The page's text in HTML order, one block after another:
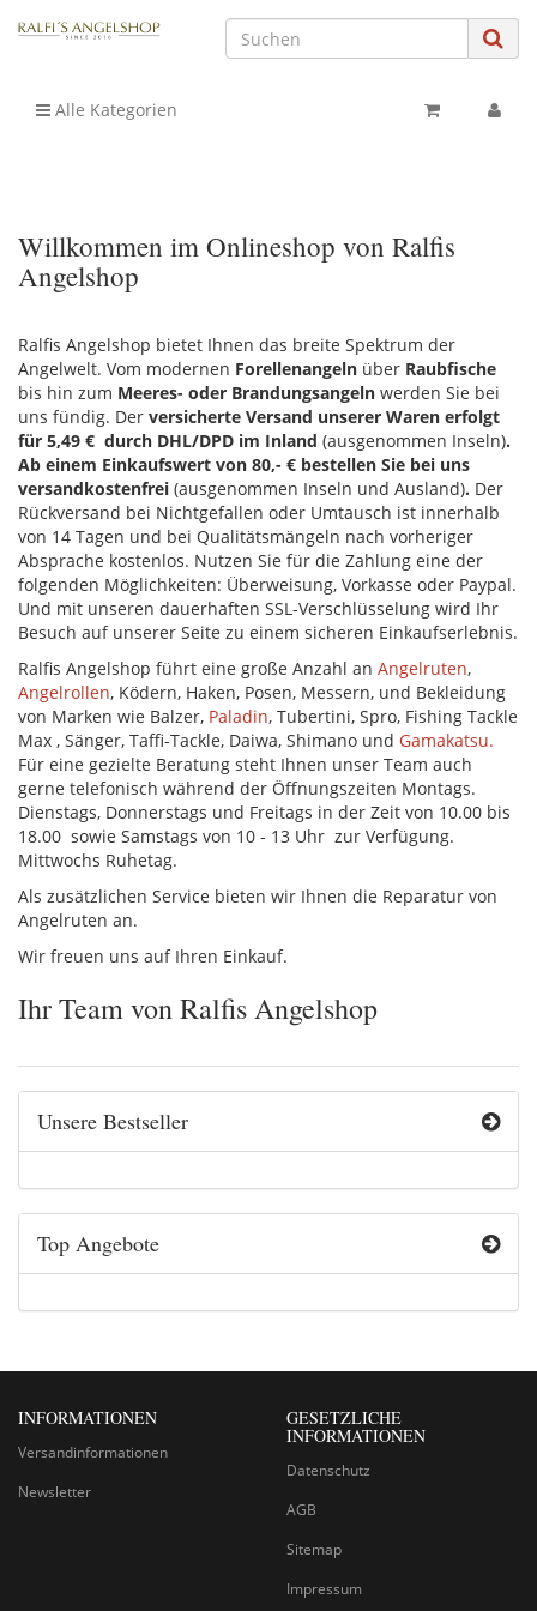
Alle Kategorien
Willkommen im Onlineshop von Ralfis
Angelshop
Ralfis Angelshop bietet Ihnen das breite Spektrum der
Angelwelt. Vom modernen Forellenangeln über Raubfische
bis hin zum Meeres- oder Brandungsangeln werden Sie bei
uns fündig. Der versicherte Versand unserer Waren erfolgt
für 5,49 € durch DHL/DPD im Inland (ausgenommen Inseln).
Ab einem Einkaufswert von 80,- € bestellen Sie bei uns
versandkostenfrei (ausgenommen Inseln und Ausland). Der
Rückversand bei Nichtgefallen oder Umtausch ist innerhalb
von 14 Tagen und bei Qualitätsmängeln nach vorheriger
Absprache kostenlos. Nutzen Sie für die Zahlung eine der
folgenden Möglichkeiten: Überweisung, Vorkasse oder Paypal.
Und mit unseren dauerhaften SSL-Verschlüsselung wird Ihr
Besuch auf unserer Seite zu einem sicheren Einkaufserlebnis.
Ralfis Angelshop führt eine große Anzahl an Angelruten,
Angelrollen, Ködern, Haken, Posen, Messern, und Bekleidung
von Marken wie Balzer, Paladin, Tubertini, Spro, Fishing Tackle
Max , Sänger, Taffi-Tackle, Daiwa, Shimano und Gamakatsu.
Für eine gezielte Beratung steht Ihnen unser Team auch
gerne telefonisch während der Öffnungszeiten Montags.
Dienstags, Donnerstags und Freitags in der Zeit von 10.00 bis
18.00 sowie Samstags von 10 - 13 Uhr zur Verfügung.
Mittwochs Ruhetag.
Als zusätzlichen Service bieten wir Ihnen die Reparatur von
Angelruten an.
Wir freuen uns auf Ihren Einkauf.
Ihr Team von Ralfis Angelshop
Unsere Bestseller
Top Angebote
INFORMATIONEN
Versandinformationen
Newsletter
GESETZLICHE
INFORMATIONEN
Datenschutz
AGB
Sitemap
Impressum